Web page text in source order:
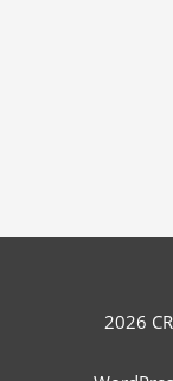
2026